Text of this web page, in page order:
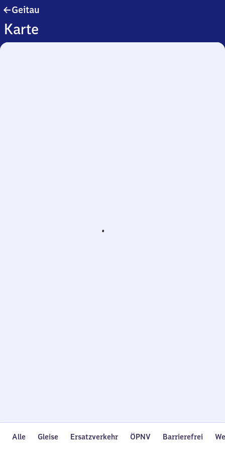
Geitau
Karte
Alle Gleise Ersatzverkehr ÖPNV Barrierefrei